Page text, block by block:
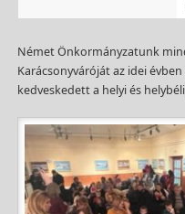
Német Önkormányzatunk
Karácsonyváróját az idei
kedveskedett a helyi és